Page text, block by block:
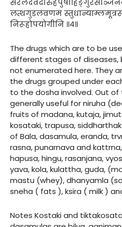
लत्थगुडलवणम
निरूहोपयोगीनि ॥४॥
The drugs which are to be
different stages of diseases,
not enumerated here. They
the drugs grouped under
to the dosha involved. Out
generally useful for niruha
fruits of madana, kutaja,
kosataki, trapusa,
of Bala, dasamula, eranda,
rasna, punarnava and
hapusa, hingu, rasanjana,
yava, kola, kulattha, guda,
mastu (whey), dhanyamla
sneha ( fats ), ksira ( milk )
Notes Kostaki and